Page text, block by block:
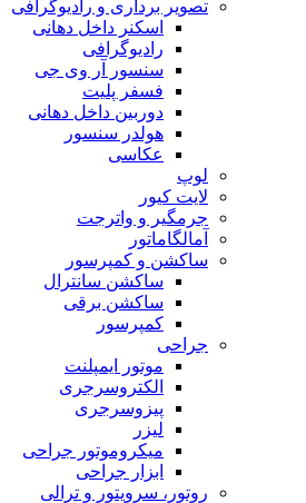
تصویر برداری و رادیوگرافی
اسکنر داخل دهانی
رادیوگرافی
سنسور آر وی جی
فسفر پلیت
دوربین داخل دهانی
هولدر سنسور
عکاسی
لوپ
لایت کیور
جرمگیر و واترجت
آمالگاماتور
ساکشن و کمپرسور
ساکشن سانترال
ساکشن برقی
کمپرسور
جراحی
موتور ایمپلنت
الکتروسرجری
پیزوسرجری
لیزر
میکروموتور جراحی
ابزار جراحی
روتور، سرویتور و ترالی